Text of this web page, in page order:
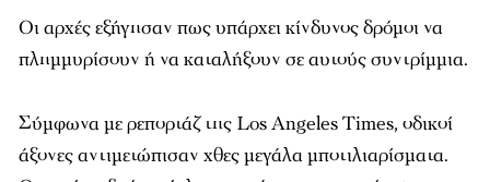
Οι αρχές εξήγησαν πως υπάρχει κίνδυνος δρόμοι να
πλημμυρίσουν ή να καταλήξουν σε αυτούς συντρίμμια.
Σύμφωνα με ρεπορτάζ της Los Angeles Times, οδικοί
άξονες αντιμετώπισαν χθες μεγάλα μποτιλιαρίσματα.